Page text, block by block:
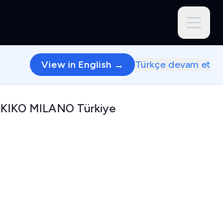
View in English → Türkçe devam et
KIKO MILANO Türkiye